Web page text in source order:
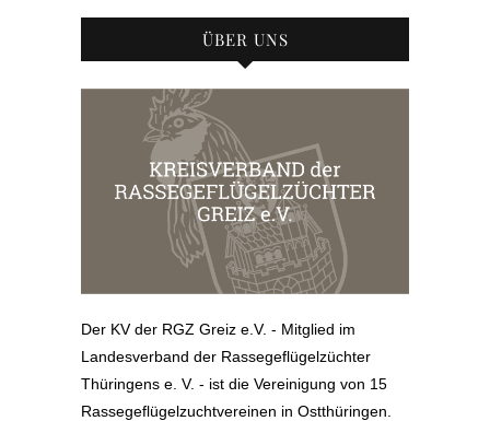
ÜBER UNS
Der KV der RGZ Greiz e.V. - Mitglied im
Landesverband der Rassegeflügelzüchter
Thüringens e. V. - ist die Vereinigung von 15
Rassegeflügelzuchtvereinen in Ostthüringen.